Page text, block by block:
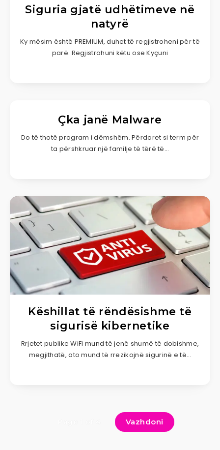
Siguria gjatë udhëtimeve në
natyrë
Ky mësim është PREMIUM, duhet të regjistroheni për të
parë. Regjistrohuni këtu ose Kyçuni
Çka janë Malware
Do të thotë program i dëmshëm. Përdoret si term për
ta përshkruar një familje të tërë të…
Këshillat të rëndësishme të
sigurisë kibernetike
Rrjetet publike WiFi mund të jenë shumë të dobishme,
megjithatë, ato mund të rrezikojnë sigurinë e të…
Vazhdoni